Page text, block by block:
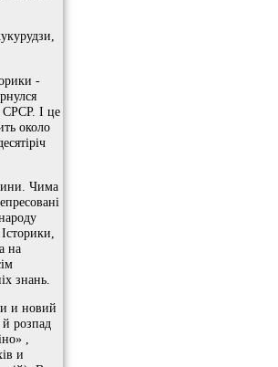
-
СРСР. І це
около
Чима
на
знань.
и новий
й розпад
,
и